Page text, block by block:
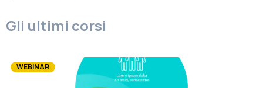
Gli ultimi corsi
WEBINAR